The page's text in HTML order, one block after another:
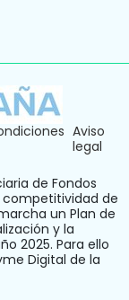
Aviso
legal
de Fondos
competitividad de
un Plan de
y la
2025. Para ello
Digital de la